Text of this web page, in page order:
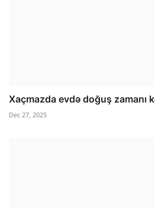
Xaçmazda evdə doğuş zamanı
Dec 27, 2025